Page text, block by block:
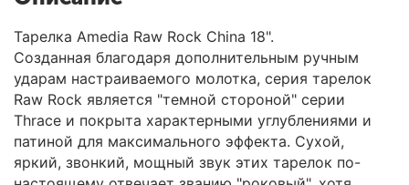
Тарелка Amedia Raw Rock China 18".
Созданная благодаря дополнительным ручным
ударам настраиваемого молотка, серия тарелок
Raw Rock является "темной стороной" серии
Thrace и покрыта характерными углублениями и
патиной для максимального эффекта. Сухой,
яркий, звонкий, мощный звук этих тарелок по-